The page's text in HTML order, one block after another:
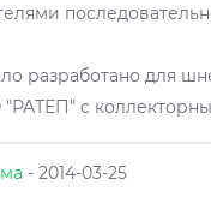
разработано для
"РАТЕП" с
- 2014-03-25